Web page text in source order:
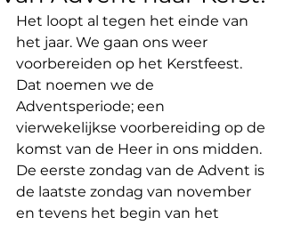
Het loopt al tegen het einde van
het jaar. We gaan ons weer
voorbereiden op het Kerstfeest.
Dat noemen we de
Adventsperiode; een
vierwekelijkse voorbereiding op de
komst van de Heer in ons midden.
De eerste zondag van de Advent is
de laatste zondag van november
en tevens het begin van het